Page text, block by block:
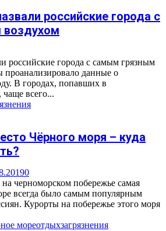
российские города с
российские города с самым грязным
данные о
В городах, попавших в
всего...
Чёрного моря – куда
0
на черноморском побережье самая
всегда было самым популярным
Курорты на побережье этого моря
мореотдыхзагрязнения